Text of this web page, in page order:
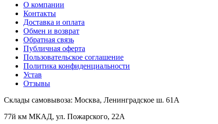
О компании
Контакты
Доставка и оплата
Обмен и возврат
Обратная связь
Публичная оферта
Пользовательское соглашение
Политика конфиденциальности
Устав
Отзывы
Склады самовывоза: Москва, Ленинградское ш. 61А
77й км МКАД, ул. Пожарского, 22А